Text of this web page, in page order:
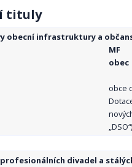
tituly
obecní infrastruktury a
MF
obec
obce
divadel a